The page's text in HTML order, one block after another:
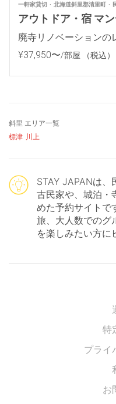
一軒家貸切 北海道斜里郡清里町
アウトドア・宿 マ
廃寺リノベーションの
¥37,950〜/部屋 （税込）
斜里 エリア一覧
標津 川上
STAY JAPANは、
古民家や、城泊・
めた予約サイトで
旅、大人数でのグ
を楽しみたい方に
特
プライ
お